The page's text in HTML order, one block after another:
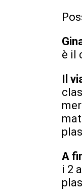
è il
Il
A
i 2